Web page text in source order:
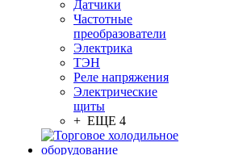
Датчики
Частотные
преобразователи
Электрика
ТЭН
Реле напряжения
Электрические
щиты
+ ЕЩЕ 4